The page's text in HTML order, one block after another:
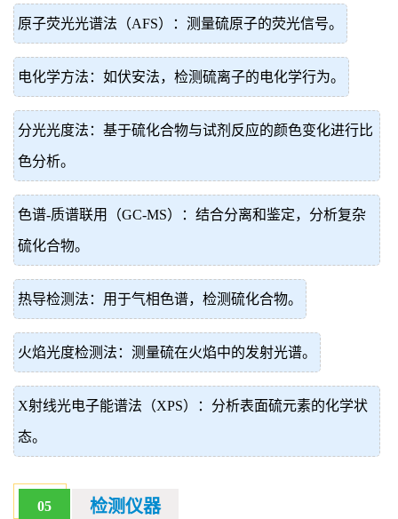
原子荧光光谱法（AFS）：测量硫原子的荧光信号。
电化学方法：如伏安法，检测硫离子的电化学行为。
分光光度法：基于硫化合物与试剂反应的颜色变化进行比
色分析。
色谱-质谱联用（GC-MS）：结合分离和鉴定，分析复杂
硫化合物。
热导检测法：用于气相色谱，检测硫化合物。
火焰光度检测法：测量硫在火焰中的发射光谱。
X射线光电子能谱法（XPS）：分析表面硫元素的化学状
态。
05 检测仪器